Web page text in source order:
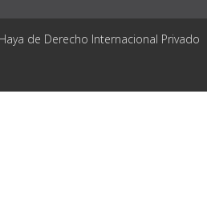
de Derecho Internacional Privado